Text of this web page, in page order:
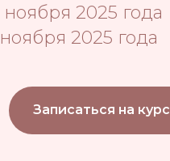
ноября 2025 года
2025 года
Записаться на курс